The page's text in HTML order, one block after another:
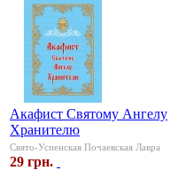
Акафист Святому Ангелу
Хранителю
Свято-Успенская Почаевская Лавра
29 грн.